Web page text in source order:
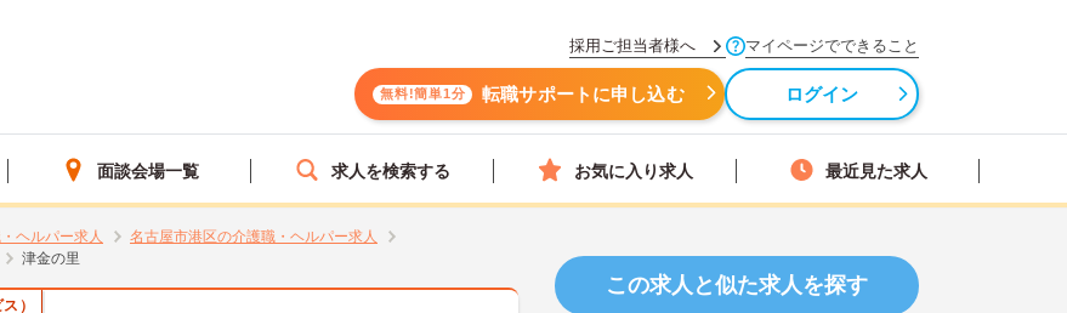
採用ご担当者様へ マイページでできること
無料!簡単1分 転職サポートに申し込む ログイン
面談会場一覧 求人を検索する お気に入り求人 最近見た求人
ヘルパー求人
名古屋市港区の介護職・ヘルパー求人
津金の里
）
この求人と似た求人を探す